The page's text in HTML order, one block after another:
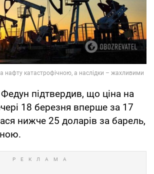
підтвердив, що ціна на
18 березня вперше за 17
нижче 25 доларів за барель,